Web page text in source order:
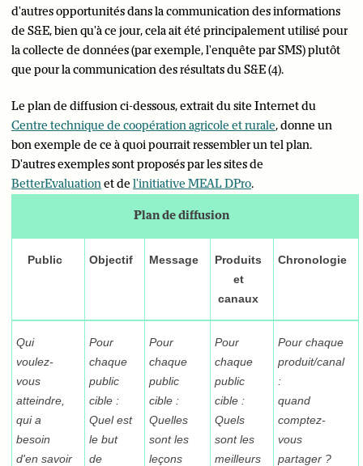
d'autres opportunités dans la communication des informations
de S&E, bien qu'à ce jour, cela ait été principalement utilisé pour
la collecte de données (par exemple, l'enquête par SMS) plutôt
que pour la communication des résultats du S&E (4).
Le plan de diffusion ci-dessous, extrait du site Internet du
Centre technique de coopération agricole et rurale, donne un
bon exemple de ce à quoi pourrait ressembler un tel plan.
D'autres exemples sont proposés par les sites de
BetterEvaluationet de l'initiative MEAL DPro.
Plan de diffusion
Public Objectif Message
Produits
et
canaux
Chronologie
Qui
voulez-
vous
atteindre,
qui a
besoin
d'en savoir
Pour
chaque
public
cible :
Quel est
le but
de
Pour
chaque
public
cible :
Quelles
sont les
leçons
Pour
chaque
public
cible :
Quels
sont les
meilleurs
Pour chaque
produit/canal
:
quand
comptez-
vous
partager ?